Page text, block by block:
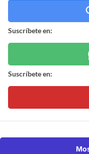
Suscríbete en:
Suscríbete en: